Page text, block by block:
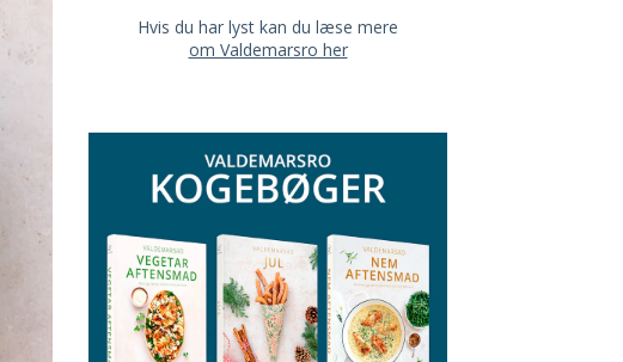
Hvis du har lyst kan du læse mere
om Valdemarsro her